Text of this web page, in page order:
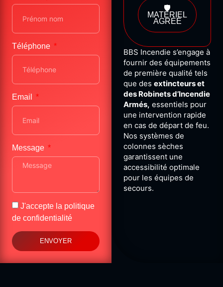
Téléphone
Email
Message
J'accepte la politique
de confidentialité
ENVOYER
🛡️
MATÉRIEL
AGRÉÉ
BBS Incendie s’engage à
fournir des équipements
de première qualité tels
que des extincteurs et
des Robinets d’Incendie
Armés, essentiels pour
une intervention rapide
en cas de départ de feu.
Nos systèmes de
colonnes sèches
garantissent une
accessibilité optimale
pour les équipes de
secours.